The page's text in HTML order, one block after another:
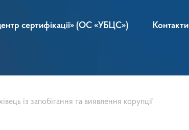
сертифікації» (ОС «УБЦС») Контакти
із запобігання та виявлення корупції